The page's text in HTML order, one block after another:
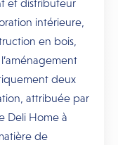
et distributeur
intérieure,
en bois,
deux
attribuée par
Deli Home à
de